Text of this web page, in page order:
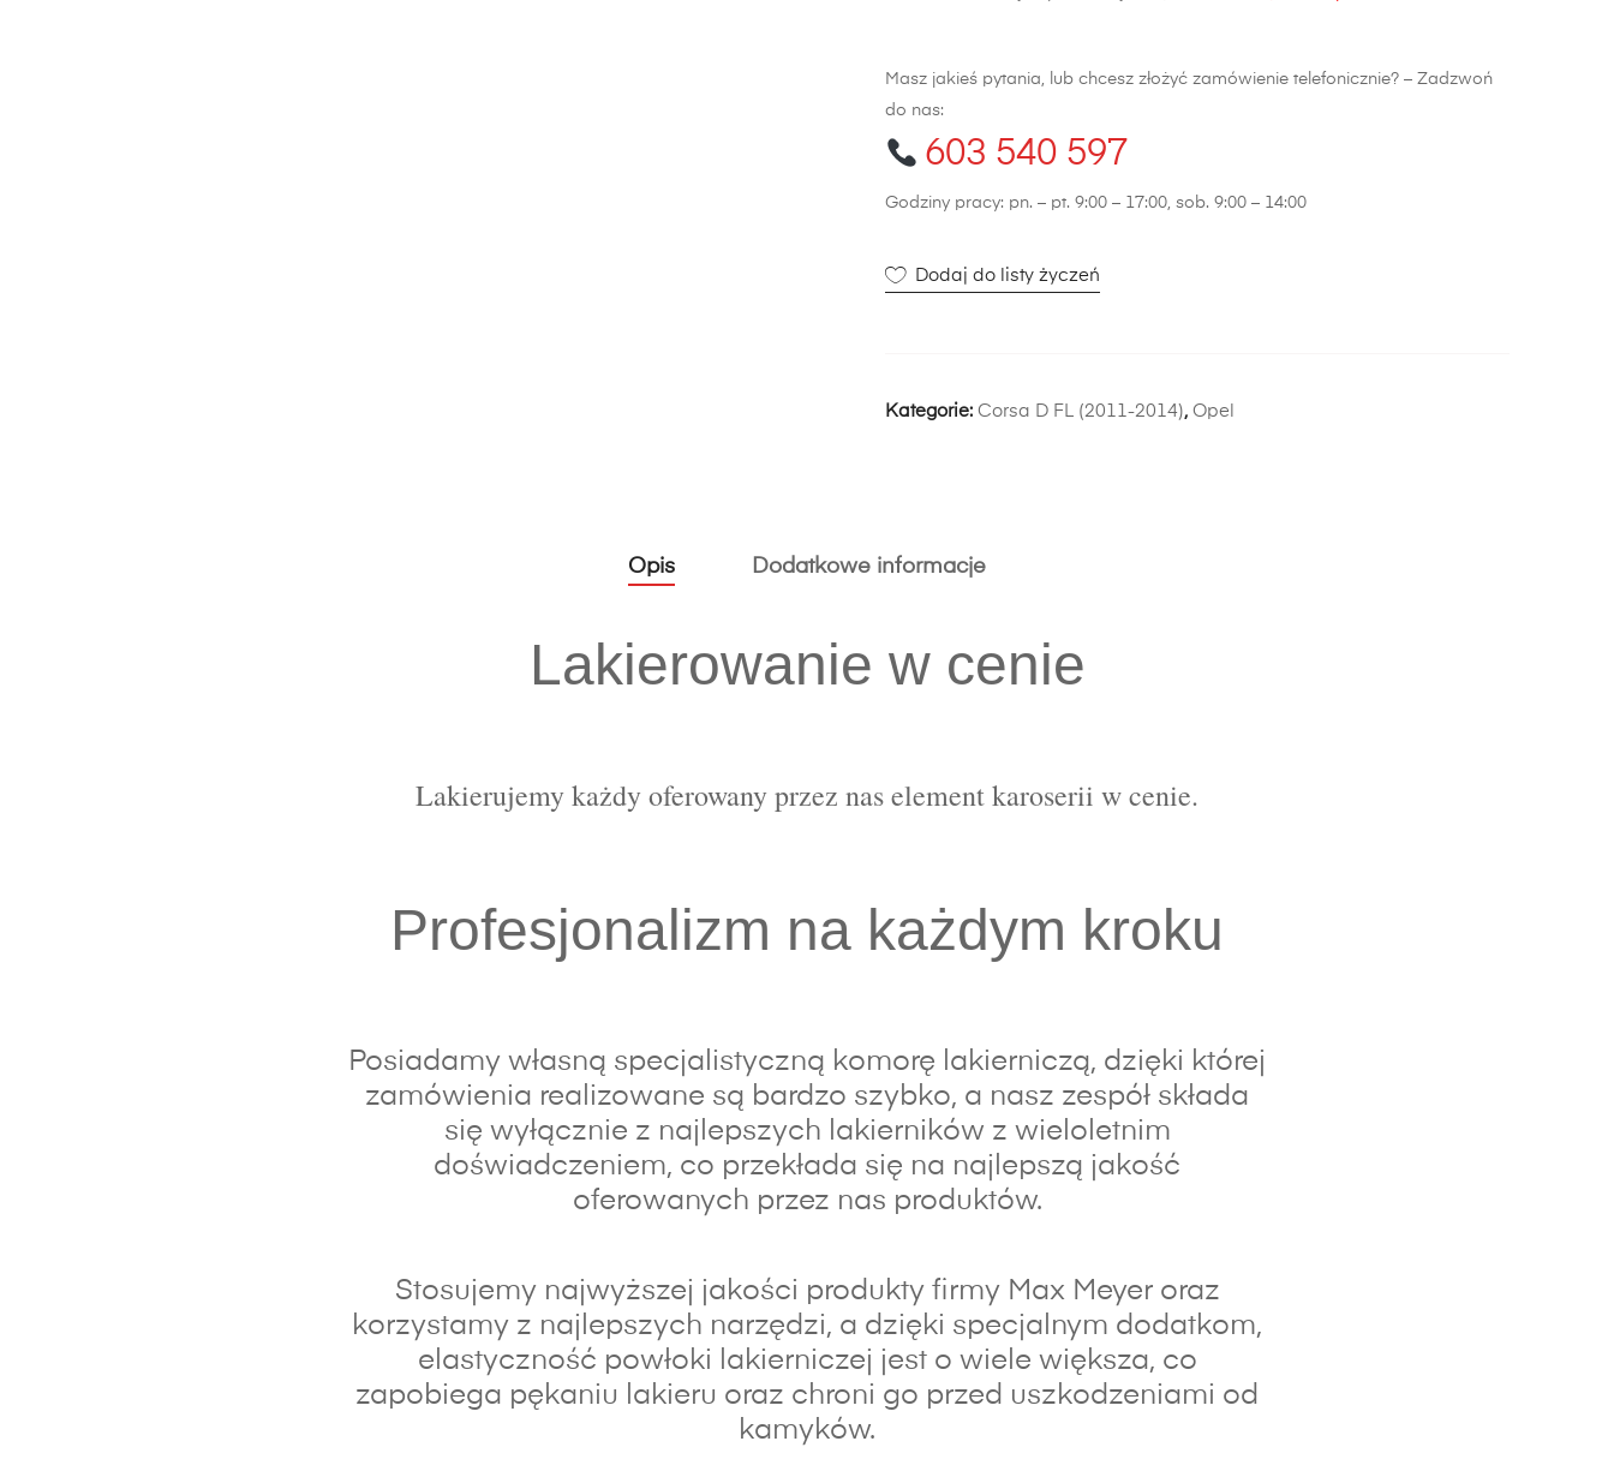
Masz jakieś pytania, lub chcesz złożyć zamówienie telefonicznie? – Zadzwoń
do nas:
603 540 597
Godziny pracy: pn. – pt. 9:00 – 17:00, sob. 9:00 – 14:00
Dodaj do listy życzeń
Kategorie: Corsa D FL (2011-2014), Opel
Opis Dodatkowe informacje
Lakierowanie w cenie
Lakierujemy każdy oferowany przez nas element karoserii w cenie.
Profesjonalizm na każdym kroku
Posiadamy własną specjalistyczną komorę lakierniczą, dzięki której
zamówienia realizowane są bardzo szybko, a nasz zespół składa
się wyłącznie z najlepszych lakierników z wieloletnim
doświadczeniem, co przekłada się na najlepszą jakość
oferowanych przez nas produktów.
Stosujemy najwyższej jakości produkty firmy Max Meyer oraz
korzystamy z najlepszych narzędzi, a dzięki specjalnym dodatkom,
elastyczność powłoki lakierniczej jest o wiele większa, co
zapobiega pękaniu lakieru oraz chroni go przed uszkodzeniami od
kamyków.